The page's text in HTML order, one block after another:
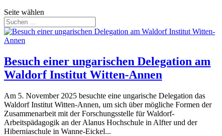
Seite wählen
Besuch einer ungarischen Delegation am
Waldorf Institut Witten-Annen
Am 5. November 2025 besuchte eine ungarische Delegation das
Waldorf Institut Witten-Annen, um sich über mögliche Formen der
Zusammenarbeit mit der Forschungsstelle für Waldorf-
Arbeitspädagogik an der Alanus Hochschule in Alfter und der
Hiberniaschule in Wanne-Eickel...